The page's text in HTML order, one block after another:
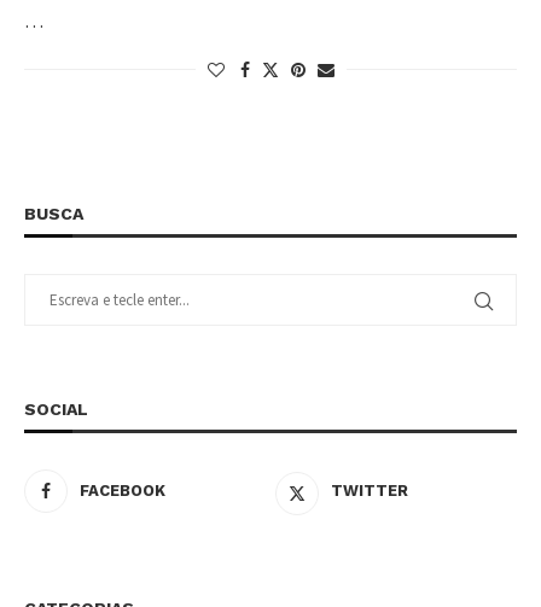
…
BUSCA
SOCIAL
FACEBOOK TWITTER